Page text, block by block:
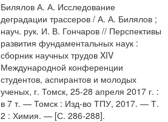
Билялов А. А. Исследование
деградации трассеров / А. А. Билялов ;
науч. рук. И. В. Гончаров // Перспективы
развития фундаментальных наук :
сборник научных трудов XIV
Международной конференции
студентов, аспирантов и молодых
ученых, г. Томск, 25-28 апреля 2017 г. :
в 7 т. — Томск : Изд-во ТПУ, 2017. — Т.
2 : Химия. — [С. 286-288].